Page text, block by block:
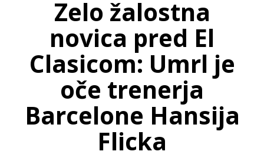
Zelo žalostna
novica pred El
Clasicom: Umrl je
oče trenerja
Barcelone Hansija
Flicka